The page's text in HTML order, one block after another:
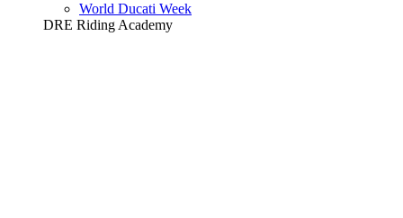
World Ducati Week
DRE Riding Academy